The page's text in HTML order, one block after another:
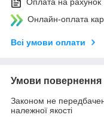
Оплата на рахунок
Онлайн-оплата
Всі умови оплати
Умови повернення
Законом не
належної якості